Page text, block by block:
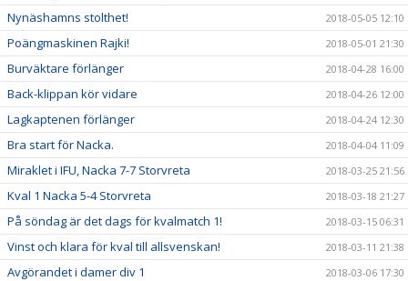
Nynäshamns stolthet! 2018-05-05 12:10
Poängmaskinen Rajki! 2018-05-01 21:30
Burväktare förlänger 2018-04-28 16:00
Back-klippan kör vidare 2018-04-26 12:00
Lagkaptenen förlänger 2018-04-24 12:30
Bra start för Nacka. 2018-04-04 11:09
Miraklet i IFU, Nacka 7-7 Storvreta 2018-03-25 21:56
Kval 1 Nacka 5-4 Storvreta 2018-03-18 21:27
På söndag är det dags för kvalmatch 1! 2018-03-15 06:31
Vinst och klara för kval till allsvenskan! 2018-03-11 21:38
Avgörandet i damer div 1 2018-03-06 17:30